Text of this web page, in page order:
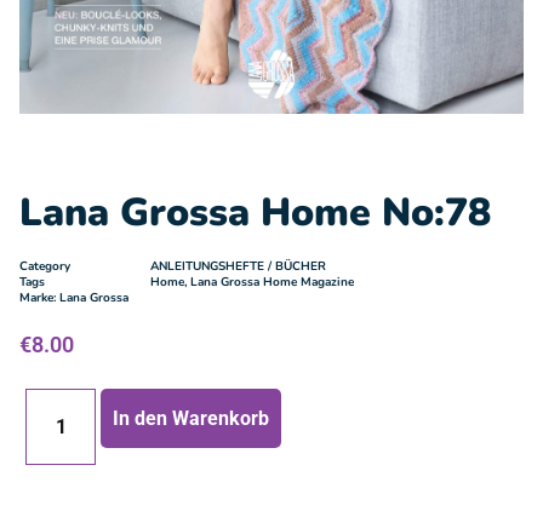
Lana Grossa Home No:78
Category
ANLEITUNGSHEFTE / BÜCHER
Tags
Home, Lana Grossa Home Magazine
Marke: Lana Grossa
€8.00
In den Warenkorb